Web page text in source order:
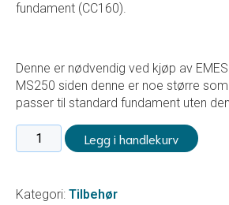
fundament (CC160).
Denne er nødvendig ved kjøp av
MS250 siden denne er noe større
passer til standard fundament uten
Fotplate
til
Legg i handlekurv
Kategori: Tilbehør